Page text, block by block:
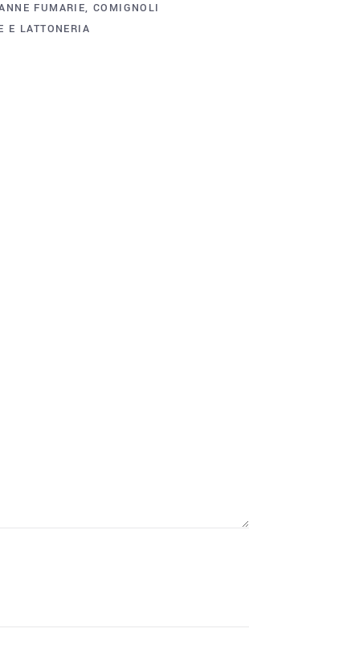
FUMARIE,COMIGNOLI
E LATTONERIA